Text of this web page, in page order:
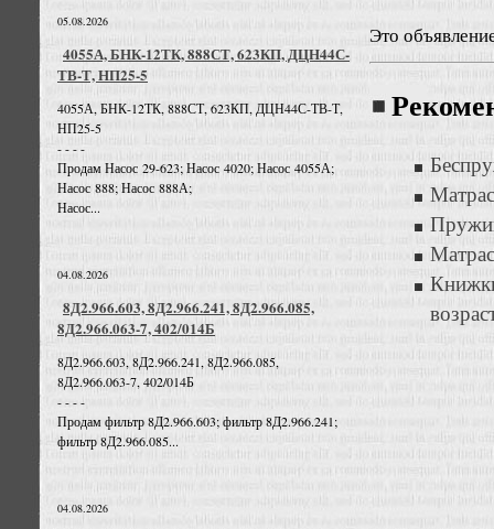
05.08.2026
4055А, БНК-12ТК, 888СТ, 623КП, ДЦН44С-
ТВ-Т, НП25-5
4055А, БНК-12ТК, 888СТ, 623КП, ДЦН44С-ТВ-Т,
НП25-5
- - - -
Продам Насос 29-623; Насос 4020; Насос 4055А;
Насос 888; Насос 888А;
Насос...
04.08.2026
8Д2.966.603, 8Д2.966.241, 8Д2.966.085,
8Д2.966.063-7, 402/014Б
8Д2.966.603, 8Д2.966.241, 8Д2.966.085,
8Д2.966.063-7, 402/014Б
- - - -
Продам фильтр 8Д2.966.603; фильтр 8Д2.966.241;
фильтр 8Д2.966.085...
04.08.2026
Это